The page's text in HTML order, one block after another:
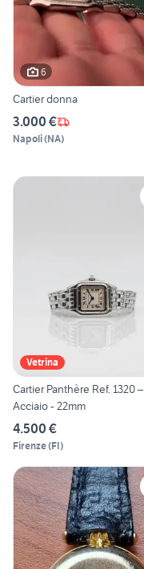
6
Cartier donna
3.000 €
Napoli(NA)
Vetrina
Cartier Panthère Ref. 1320 –
Acciaio - 22mm
4.500 €
Firenze(FI)